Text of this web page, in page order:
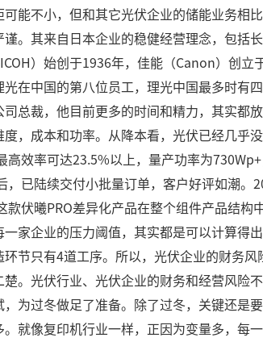
能不小，但和其它光伏企业的储能业务
。其来自日本企业的稳健经营理念，包括
）始创于1936年，佳能（Canon）创
在中国的第八位员工，理光中国最多时
总裁，他目前更多的时间和精力，其实都
度，成本和功率。从降本看，光伏已经几
高效率可达23.5%以上，量产功率为
已陆续交付小批量订单，客户好评如潮
伏曦PRO差异化产品在整个组件产品结
家企业的压力阈值，其实都是可以计算
节只有4道工序。所以，光伏企业的财务
。光伏行业、光伏企业的财务和经营风
为过冬做足了准备。除了过冬，关键还
就像复印机行业一样，正因为变量多，